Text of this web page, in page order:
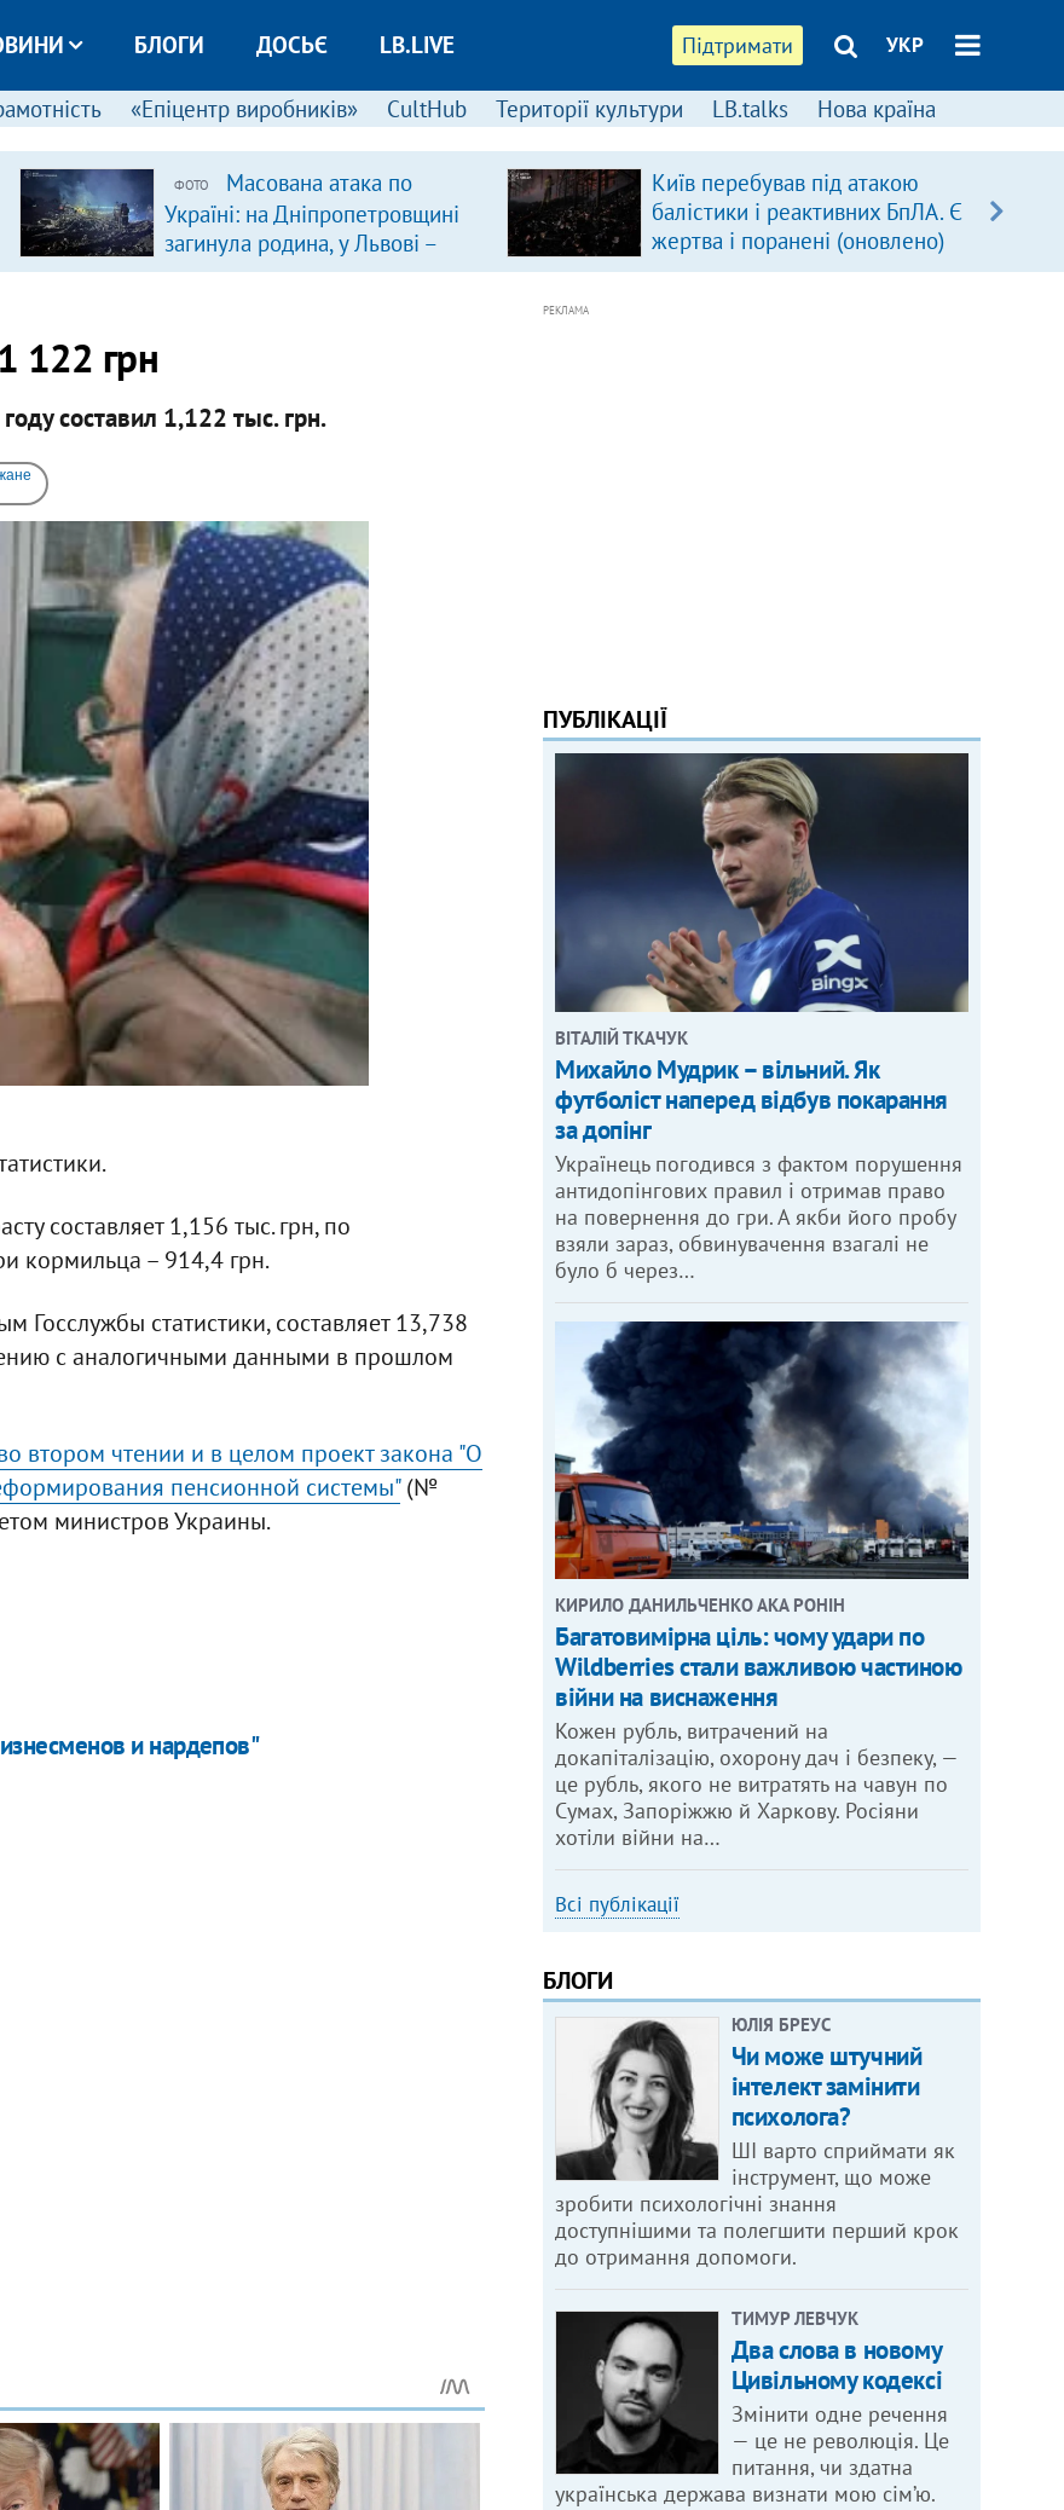
Підтримати УКР
БЛОГИ ДОСЬЄ LB.LIVE
«Епіцентр виробників» CultHub Території культури LB.talks Нова країна
ФОТО
Масована атака по
Україні: на Дніпропетровщині
загинула родина, у Львові –
удар по багатоповерхівках
Київ перебував під атакою
балістики і реактивних БпЛА. Є
жертва і поранені (оновлено)
122 грн
составил 1,122 тыс. грн.
составляет 1,156 тыс. грн, по
кормильца – 914,4 грн.
Госслужбы статистики, составляет 13,738
с аналогичными данными в прошлом
втором чтении и в целом проект закона "О
пенсионной системы"(№
министров Украины.
и нардепов"
РЕКЛАМА
ПУБЛІКАЦІЇ
ВІТАЛІЙ ТКАЧУК
Михайло Мудрик – вільний. Як
футболіст наперед відбув покарання
за допінг
Українець погодився з фактом порушення
антидопінгових правил і отримав право
на повернення до гри. А якби його пробу
взяли зараз, обвинувачення взагалі не
було б через…
КИРИЛО ДАНИЛЬЧЕНКО АКА РОНІН
Багатовимірна ціль: чому удари по
Wildberries стали важливою частиною
війни на виснаження
Кожен рубль, витрачений на
докапіталізацію, охорону дач і безпеку, —
це рубль, якого не витратять на чавун по
Сумах, Запоріжжю й Харкову. Росіяни
хотіли війни на…
Всі публікації
БЛОГИ
ЮЛІЯ БРЕУС
Чи може штучний
інтелект замінити
психолога?
ШІ варто сприймати як
інструмент, що може
зробити психологічні знання
доступнішими та полегшити перший крок
до отримання допомоги.
ТИМУР ЛЕВЧУК
Два слова в новому
Цивільному кодексі
Змінити одне речення
— це не революція. Це
питання, чи здатна
українська держава визнати мою сім’ю.